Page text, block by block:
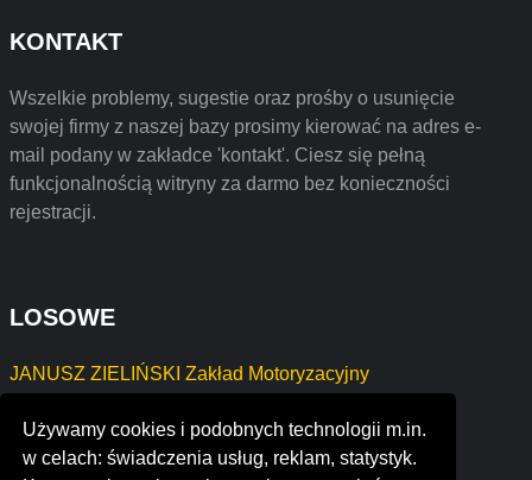
Używamy cookies i podobnych technologii m.in.
w celach: świadczenia usług, reklam, statystyk.
KONTAKT
Wszelkie problemy, sugestie oraz prośby o usunięcie
swojej firmy z naszej bazy prosimy kierować na adres e-
mail podany w zakładce 'kontakt'. Ciesz się pełną
funkcjonalnością witryny za darmo bez konieczności
rejestracji.
LOSOWE
JANUSZ ZIELIŃSKI Zakład Motoryzacyjny
ESTATE URSZULA BIELSKA
PIOTR PIECH "GISONLINE"